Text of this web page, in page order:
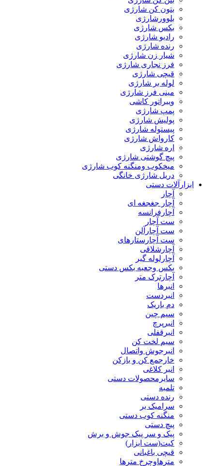
بتون کن شارژی
بلوورشارژی
بکس شارژی
رادیو شارژی
رنده شارژی
شیار زن شارژی
فرز نجاری شارژی
قیچی شارژی
لوله بر شارژی
مینی فرز شارژی
ویبراتور کاشی
پمپ شارژی
پولیش شارژی
پیستوله شارژی
کارواش شارژی
اره شارژی
پیچ گوشتی شارژی
میخکوب ومنگنه کوب شارژی
دریل شارژی خانگی
ابزارآلات دستی
آچار
آچار جغجغه ای
آچارفرانسه
ست آچار
ست آچارآلن
ست آچارستارهای
آچارشلاقی
آچارلوله گیر
بکس وجعبه بکس دستی
آچارترک متر
انبرها
انبردست
دم باریک
سیم چین
انبرپرچ
انبرقفلی
سیم لخت کن
انبرجوش واتصال
خارجمع کن و بازکن
انبر کلاغی
سایرمحصولات دستی
تلمبه
رنده دستی
سرامیک بر
منگنه کوب دستی
پیچ دستی
پیک و سر پیک جوش و برش
کیت(ست ابزار)
قیچی باغبانی
مترهاوچرخ مترها